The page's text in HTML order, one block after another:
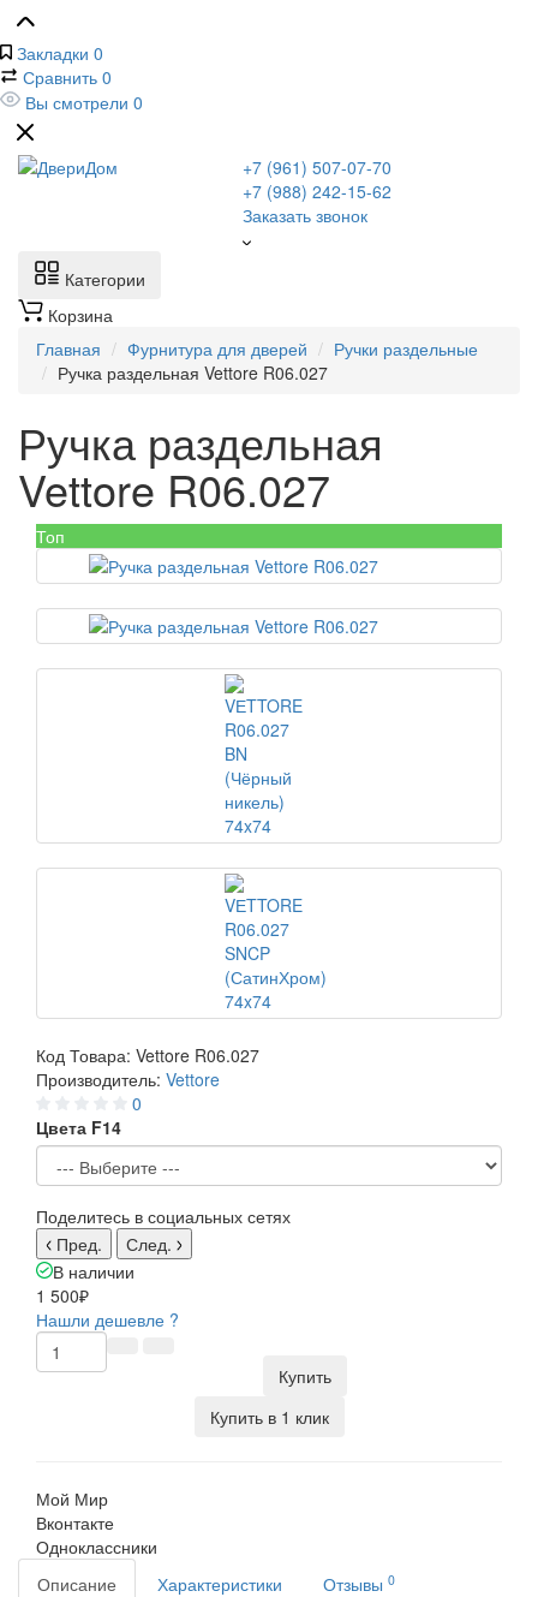
Закладки 0
Сравнить 0
Вы смотрели 0
+7 (961) 507-07-70
+7 (988) 242-15-62
Заказать звонок
Категории
Корзина
Главная
Фурнитура для дверей
Ручки раздельные
Ручка раздельная Vettore R06.027
Ручка раздельная
Vettore R06.027
Топ
Код Товара: Vettore R06.027
Производитель: Vettore
0
Цвета F14
Поделитесь в социальных сетях
Пред.
След.
В наличии
1 500₽
Нашли дешевле ?
Купить
Купить в 1 клик
Мой Мир
Вконтакте
Одноклассники
Описание
Характеристики Отзывы 0